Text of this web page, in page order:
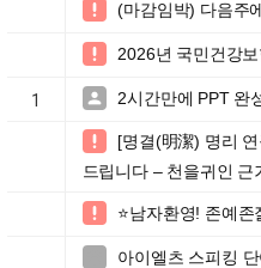
 (마감임박) 다음주
 2026년 국민건강
1  2시간만에 PPT 완

[명결(明潔) 명리
드립니다 – 천을귀인 근
 ⭐️남자환영! 존예존
아이엘츠 스피킹